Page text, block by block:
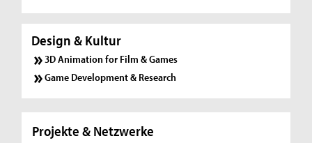
Design & Kultur
3D Animation for Film & Games
Game Development & Research
Projekte & Netzwerke